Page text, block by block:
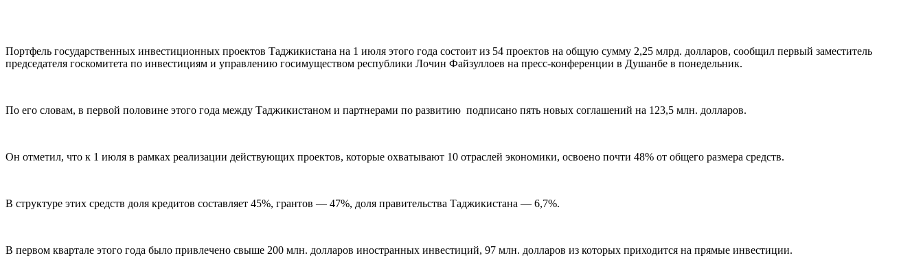
Портфель государственных инвестиционных проектов Таджикистана на 1 июля этого года состоит из 54 проектов на общую сумму 2,25 млрд. долларов, сообщил первый заместитель
председателя госкомитета по инвестициям и управлению госимуществом республики Лочин Файзуллоев на пресс-конференции в Душанбе в понедельник.
По его словам, в первой половине этого года между Таджикистаном и партнерами по развитию подписано пять новых соглашений на 123,5 млн. долларов.
Он отметил, что к 1 июля в рамках реализации действующих проектов, которые охватывают 10 отраслей экономики, освоено почти 48% от общего размера средств.
В структуре этих средств доля кредитов составляет 45%, грантов — 47%, доля правительства Таджикистана — 6,7%.
В первом квартале этого года было привлечено свыше 200 млн. долларов иностранных инвестиций, 97 млн. долларов из которых приходится на прямые инвестиции.